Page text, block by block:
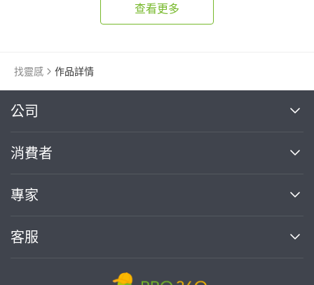
查看更多
找靈感 作品詳情
公司
關於我們
部落格
加入我們
消費者
買服務
熱門服務
專家
案件中心
客服
繼續完成